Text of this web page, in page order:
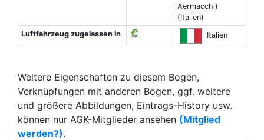
Aermacchi)
(Italien)
Luftfahrzeug zugelassen in
Italien
Weitere Eigenschaften zu diesem Bogen,
Verknüpfungen mit anderen Bogen, ggf. weitere
und größere Abbildungen, Eintrags-History usw.
können nur AGK-Mitglieder ansehen (Mitglied
werden?).